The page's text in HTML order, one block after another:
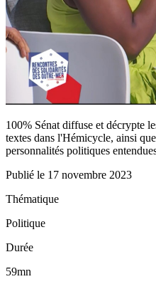
100% Sénat diffuse et décrypte
textes dans l'Hémicycle, ainsi
personnalités politiques
Publié le 17 novembre 2023
Thématique
Politique
Durée
59mn